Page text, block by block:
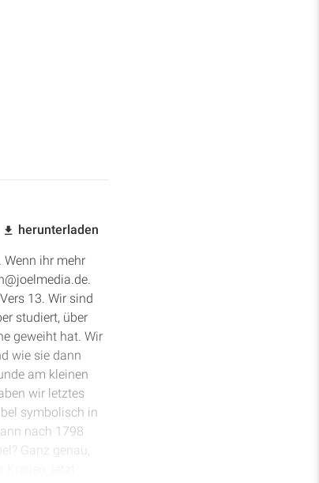
herunterladen
ihr mehr
13. Wir sind
studiert, über
geweiht hat. Wir
wie sie dann
am kleinen
wir letztes
symbolisch in
nach 1798
Ganz genau,